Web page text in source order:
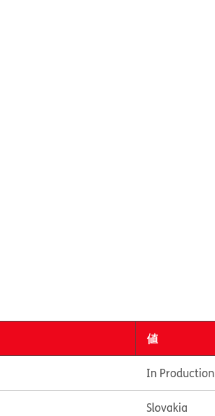
値
In Production
Slovakia